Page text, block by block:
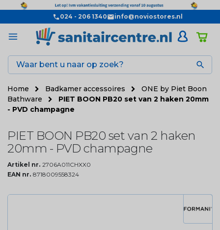
024 - 206 1340 info@noviostores.nl

Home Badkamer accessoires
ONE by Piet Boon
Bathware
PIET BOON PB20 set van 2 haken 20mm
- PVD champagne
PIET BOON PB20 set van 2 haken
20mm - PVD champagne
Artikel nr. 2706A011CHXX0
EAN nr. 8718009558324